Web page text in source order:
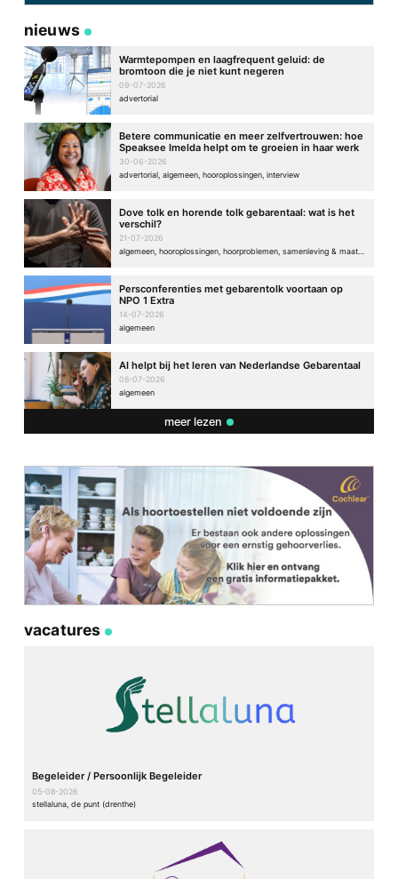
nieuws
Warmtepompen en laagfrequent geluid: de
bromtoon die je niet kunt negeren
09-07-2026
advertorial
Betere communicatie en meer zelfvertrouwen: hoe
Speaksee Imelda helpt om te groeien in haar werk
30-06-2026
advertorial, algemeen, hooroplossingen, interview
Dove tolk en horende tolk gebarentaal: wat is het
verschil?
21-07-2026
Persconferenties met gebarentolk voortaan op
NPO 1 Extra
14-07-2026
algemeen
AI helpt bij het leren van Nederlandse Gebarentaal
08-07-2026
algemeen
meer lezen
vacatures
Begeleider / Persoonlijk Begeleider
05-08-2026
stellaluna, de punt (drenthe)